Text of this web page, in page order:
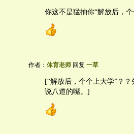
你这不是猛抽你“解放后，
作者： 体育老师 回复 一草
[“解放后，个个上大学”？
说八道的嘴。]